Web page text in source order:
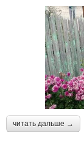
читать дальше →